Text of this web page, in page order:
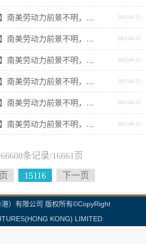
劳动力前景不明，美豆期货企稳 2021-01-21
劳动力前景不明，美豆期货企稳 2021-01-21
劳动力前景不明，美豆期货企稳 2021-01-21
劳动力前景不明，美豆期货企稳 2021-01-21
劳动力前景不明，美豆期货企稳 2021-01-21
劳动力前景不明，美豆期货企稳 2021-01-21
条记录/16661页
15116 下一页
）有限公司 版权所有©CopyRight
KONG) LIMITED